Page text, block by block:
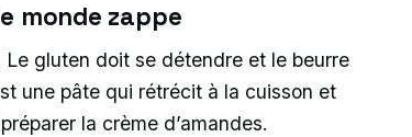
monde zappe
gluten doit se détendre et le beurre
une pâte qui rétrécit à la cuisson et
la crème d’amandes.